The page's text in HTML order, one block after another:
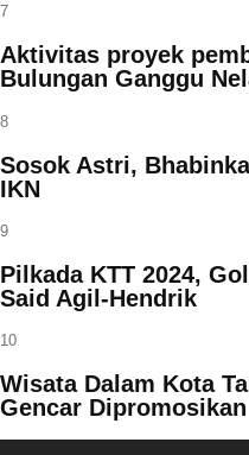
7
Aktivitas proyek
Bulungan Ganggu
8
Sosok Astri,
IKN
9
Pilkada KTT 2024,
Said Agil-Hendrik
10
Wisata Dalam Kota
Gencar Dipromosikan